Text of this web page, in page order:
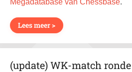
Megadatabase van Chessbase.
Lees meer >
(update) WK-match